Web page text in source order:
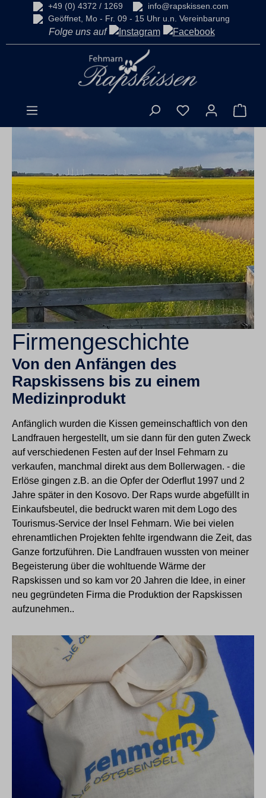
springen
+49 (0) 4372 / 1269
info@rapskissen.com
Geöffnet, Mo - Fr. 09 - 15 Uhr u.n. Vereinbarung
Folge uns auf
Du hast 0
Firmengeschichte
Von den Anfängen des
Rapskissens bis zu einem
Medizinprodukt
Anfänglich wurden die Kissen gemeinschaftlich von den
Landfrauen hergestellt, um sie dann für den guten Zweck
auf verschiedenen Festen auf der Insel Fehmarn zu
verkaufen, manchmal direkt aus dem Bollerwagen. - die
Erlöse gingen z.B. an die Opfer der Oderflut 1997 und 2
Jahre später in den Kosovo. Der Raps wurde abgefüllt in
Einkaufsbeutel, die bedruckt waren mit dem Logo des
Tourismus-Service der Insel Fehmarn. Wie bei vielen
ehrenamtlichen Projekten fehlte irgendwann die Zeit, das
Ganze fortzuführen. Die Landfrauen wussten von meiner
Begeisterung über die wohltuende Wärme der
Rapskissen und so kam vor 20 Jahren die Idee, in einer
neu gegründeten Firma die Produktion der Rapskissen
aufzunehmen..